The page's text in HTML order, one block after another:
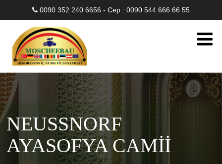
0090 352 240 6656 - Cep : 0090 544 666 66 55
NEUSSNORF
AYASOFYA CAMİİ